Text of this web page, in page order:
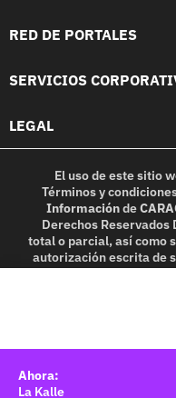
RED DE PORTALES
SERVICIOS
LEGAL
El uso de este sitio
Términos y
Informaciónde
Derechos Reservados
total o parcial, así como
autorización escrita de
in part, or
La Kalle